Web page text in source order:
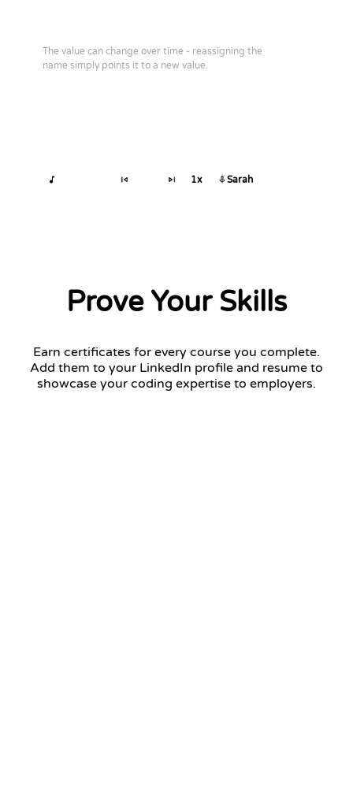
The value can change over time - reassigning the
name simply points it to a new value.
1x Sarah
Prove Your Skills
Earn certificates for every course you complete.
Add them to your LinkedIn profile and resume to
showcase your coding expertise to employers.